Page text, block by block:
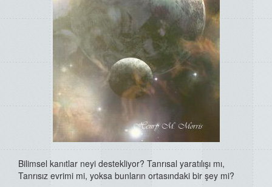
Bilimsel kanıtlar neyi destekliyor? Tanrısal yaratılışı mı,
Tanrısız evrimi mi, yoksa bunların ortasındaki bir şey mi?